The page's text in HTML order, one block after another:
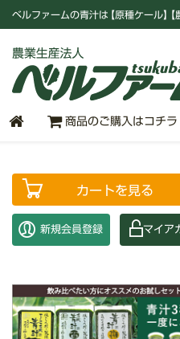
ベルファームの青汁は【原種ケール】【
商品のご購入はコチラ
カートを見る
新規会員登録 マイア